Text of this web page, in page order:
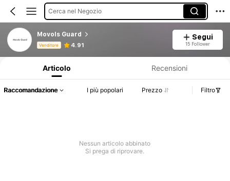
Cerca nel Negozio
Movols Guard
Venditore 4.91
Segui
15 Follower
Articolo Recensioni
Raccomandazione I più popolari Prezzo Filtro
Nessun articolo abbinato
Si prega di riprovare.